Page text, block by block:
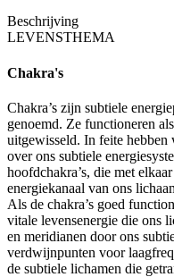
Beschrijving
LEVENSTHEMA
Chakra's
Chakra’s zijn subtiele
genoemd. Ze functioneren
uitgewisseld. In feite hebben
over ons subtiele
hoofdchakra’s, die met
energiekanaal van ons
Als de chakra’s goed
vitale levensenergie die ons
en meridianen door ons
verdwijnpunten voor
de subtiele lichamen die